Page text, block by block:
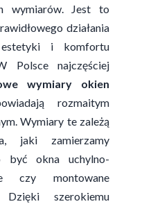
wymiarów. Jest to
działania
i komfortu
Polsce najczęściej
wymiary okien
rozmaitym
Wymiary te zależą
jaki zamierzamy
być okna uchylno-
czy montowane
szerokiemu